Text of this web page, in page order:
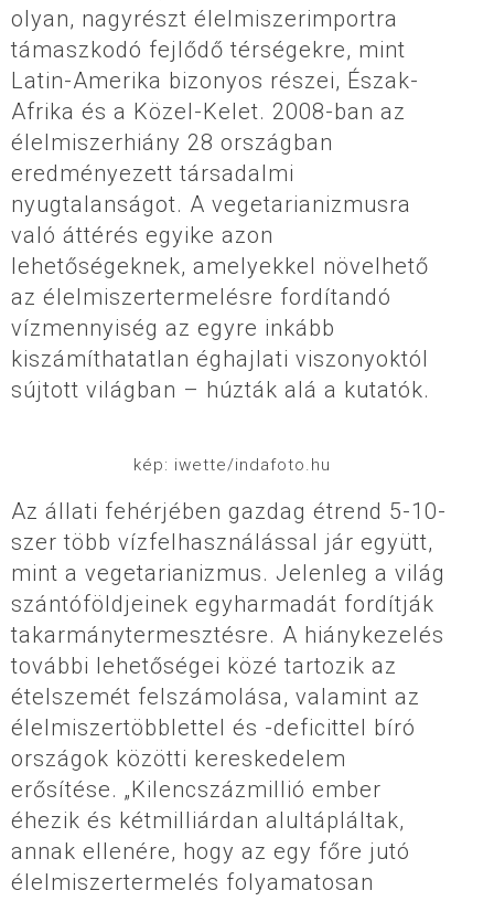
olyan, nagyrészt élelmiszerimportra
támaszkodó fejlődő térségekre, mint
Latin-Amerika bizonyos részei, Észak-
Afrika és a Közel-Kelet. 2008-ban az
élelmiszerhiány 28 országban
eredményezett társadalmi
nyugtalanságot. A vegetarianizmusra
való áttérés egyike azon
lehetőségeknek, amelyekkel növelhető
az élelmiszertermelésre fordítandó
vízmennyiség az egyre inkább
kiszámíthatatlan éghajlati viszonyoktól
sújtott világban – húzták alá a kutatók.
kép: iwette/indafoto.hu
Az állati fehérjében gazdag étrend 5-10-
szer több vízfelhasználással jár együtt,
mint a vegetarianizmus. Jelenleg a világ
szántóföldjeinek egyharmadát fordítják
takarmánytermesztésre. A hiánykezelés
további lehetőségei közé tartozik az
ételszemét felszámolása, valamint az
élelmiszertöbblettel és -deficittel bíró
országok közötti kereskedelem
erősítése. „Kilencszázmillió ember
éhezik és kétmilliárdan alultápláltak,
annak ellenére, hogy az egy főre jutó
élelmiszertermelés folyamatosan